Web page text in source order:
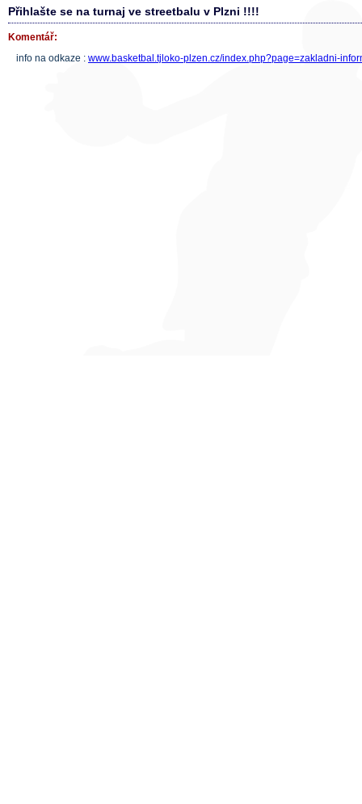
Přihlašte se na turnaj ve streetbalu v Plzni !!!!
Komentář:
info na odkaze : www.basketbal.tjloko-plzen.cz/index.php?page=zakladni-